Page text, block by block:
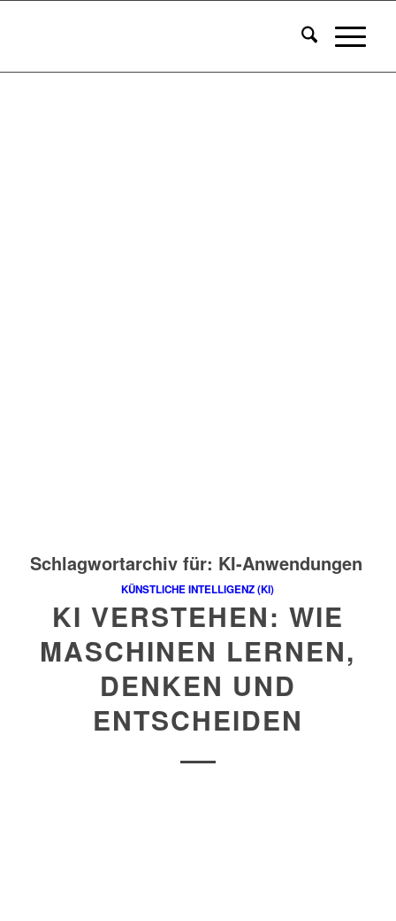
Schlagwortarchiv für: KI-Anwendungen
KÜNSTLICHE INTELLIGENZ (KI)
KI VERSTEHEN: WIE
MASCHINEN LERNEN,
DENKEN UND
ENTSCHEIDEN